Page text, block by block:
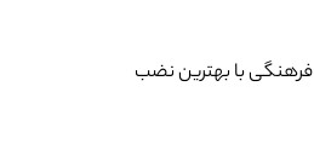
فرهنگی با بهترین نضب